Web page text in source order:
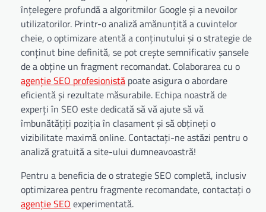
înțelegere profundă a algoritmilor Google și a nevoilor
utilizatorilor. Printr-o analiză amănunțită a cuvintelor
cheie, o optimizare atentă a conținutului și o strategie de
conținut bine definită, se pot crește semnificativ șansele
de a obține un fragment recomandat. Colaborarea cu o
agenție SEO profesionistă poate asigura o abordare
eficientă și rezultate măsurabile. Echipa noastră de
experți în SEO este dedicată să vă ajute să vă
îmbunătățiți poziția în clasament și să obțineți o
vizibilitate maximă online. Contactați-ne astăzi pentru o
analiză gratuită a site-ului dumneavoastră!
Pentru a beneficia de o strategie SEO completă, inclusiv
optimizarea pentru fragmente recomandate, contactați o
agenție SEO experimentată.